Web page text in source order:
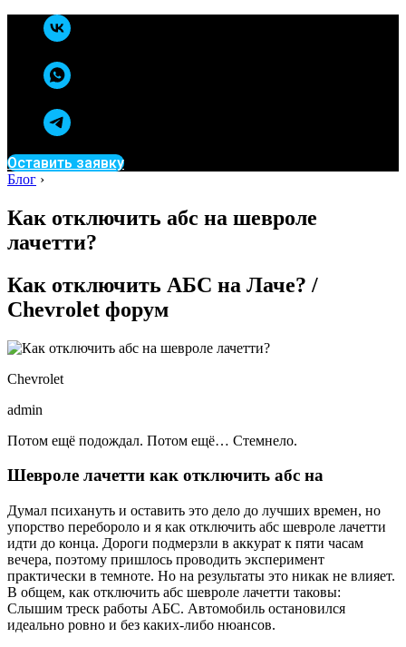
Оставить заявку
Блог ›
Как отключить абс на шевроле
лачетти?
Как отключить АБС на Лаче? /
Chevrolet форум
Chevrolet
admin
Потом ещё подождал. Потом ещё… Стемнело.
Шевроле лачетти как отключить абс на
Думал психануть и оставить это дело до лучших времен, но
упорство перебороло и я как отключить абс шевроле лачетти
идти до конца. Дороги подмерзли в аккурат к пяти часам
вечера, поэтому пришлось проводить эксперимент
практически в темноте. Но на результаты это никак не влияет.
В общем, как отключить абс шевроле лачетти таковы:
Слышим треск работы АБС. Автомобиль остановился
идеально ровно и без каких-либо нюансов.